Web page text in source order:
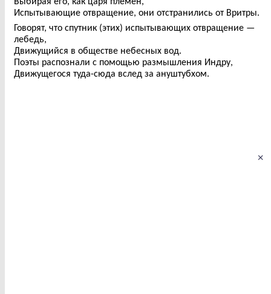
×
Испытывающие отвращение, они отстранились от Вритры.
Говорят, что спутник (этих) испытывающих отвращение —
лебедь,
Движущийся в обществе небесных вод.
Поэты распознали с помощью размышления Индру,
Движущегося туда-сюда вслед за ануштубхом.